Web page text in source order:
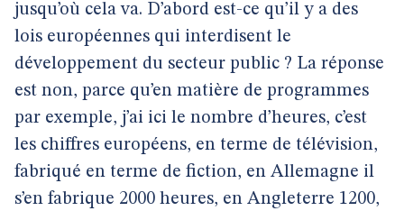
jusqu’où cela va. D’abord est-ce qu’il y a des
lois européennes qui interdisent le
développement du secteur public ? La réponse
est non, parce qu’en matière de programmes
par exemple, j’ai ici le nombre d’heures, c’est
les chiffres européens, en terme de télévision,
fabriqué en terme de fiction, en Allemagne il
s’en fabrique 2000 heures, en Angleterre 1200,